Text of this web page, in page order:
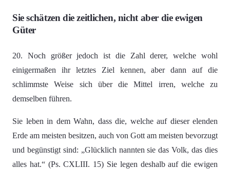
Sie schätzen die zeitlichen, nicht aber die ewigen
Güter
20. Noch größer jedoch ist die Zahl derer, welche wohl
einigermaßen ihr letztes Ziel kennen, aber dann auf die
schlimmste Weise sich über die Mittel irren, welche zu
demselben führen.
Sie leben in dem Wahn, dass die, welche auf dieser elenden
Erde am meisten besitzen, auch von Gott am meisten bevorzugt
und begünstigt sind: „Glücklich nannten sie das Volk, das dies
alles hat.“ (Ps. CXLIII. 15) Sie legen deshalb auf die ewigen